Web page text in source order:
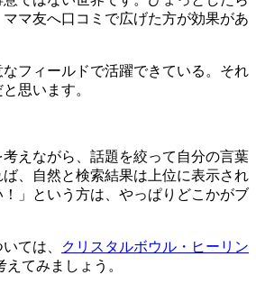
マ友へ口コミで広げた方が効果があ
フィールドで活躍できている。それ
思います。
えながら、話題を絞って自分の言葉
、自然と検索結果は上位に表示され
」という方は、やっぱりどこかがブ
ては、
クリスタルボウル・ヒーリン
えてみましょう。